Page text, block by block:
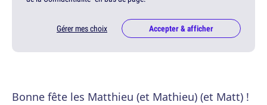
Gérer mes choix Accepter & afficher
Bonne fête les Matthieu (et Mathieu) (et Matt) !